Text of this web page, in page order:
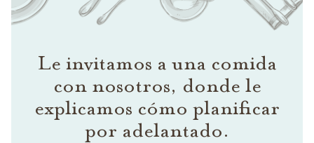
Le invitamos a una comida
con nosotros, donde le
explicamos cómo planificar
por adelantado.